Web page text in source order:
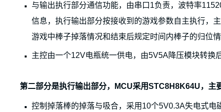
与输出执行部分通信功能，由串口1负责，波特率
信息，执行输出部分按接收到的游戏参数自主执行，
游戏中棒子掉落情况和结束后规定时间内棒子的归位
主控由一个12V电瓶统一供电，由5V5A降压模块转换
第二部分是执行输出部分，MCU采用STC8H8K64U，主
控制掉落棒的掉落与吸合，采用10个5V0.3A失电式